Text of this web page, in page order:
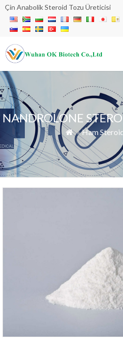
Çin Anabolik Steroid Tozu Üreticisi
NANDROLONE
 »Ham